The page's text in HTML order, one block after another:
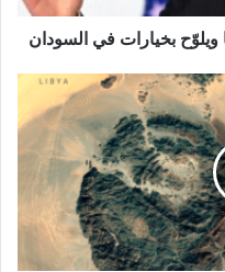
بخيارات في السودان